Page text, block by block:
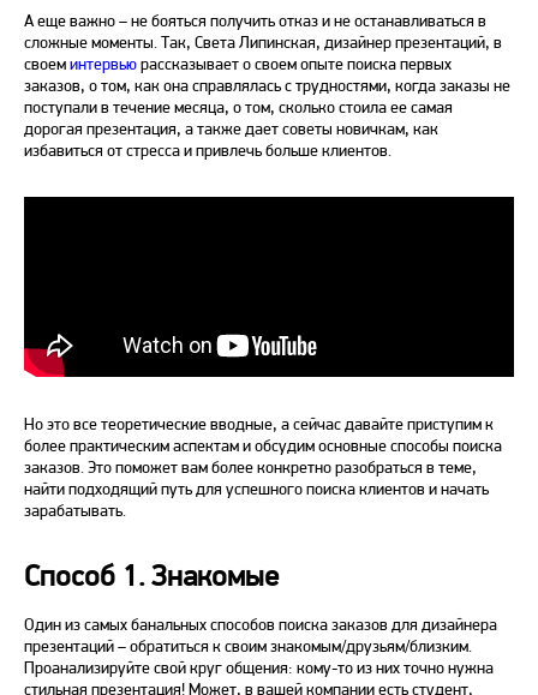
А еще важно – не бояться получить отказ и не останавливаться в
сложные моменты. Так, Света Липинская, дизайнер презентаций, в
своеминтервьюрассказывает о своем опыте поиска первых
заказов, о том, как она справлялась с трудностями, когда заказы не
поступали в течение месяца, о том, сколько стоила ее самая
дорогая презентация, а также дает советы новичкам, как
избавиться от стресса и привлечь больше клиентов.
Но это все теоретические вводные, а сейчас давайте приступим к
более практическим аспектам и обсудим основные способы поиска
заказов. Это поможет вам более конкретно разобраться в теме,
найти подходящий путь для успешного поиска клиентов и начать
зарабатывать.
Способ 1. Знакомые
Один из самых банальных способов поиска заказов для дизайнера
презентаций – обратиться к своим знакомым/друзьям/близким.
Проанализируйте свой круг общения: кому-то из них точно нужна
стильная презентация! Может, в вашей компании есть студент,